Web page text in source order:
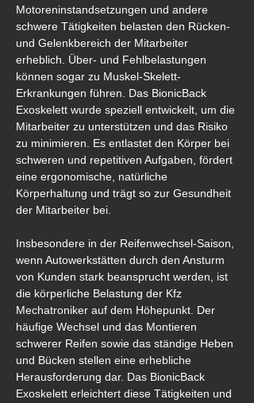
Motoreninstandsetzungen und andere
schwere Tätigkeiten belasten den Rücken-
und Gelenkbereich der Mitarbeiter
erheblich. Über- und Fehlbelastungen
können sogar zu Muskel-Skelett-
Erkrankungen führen. Das BionicBack
Exoskelett wurde speziell entwickelt, um die
Mitarbeiter zu unterstützen und das Risiko
zu minimieren. Es entlastet den Körper bei
schweren und repetitiven Aufgaben, fördert
eine ergonomische, natürliche
Körperhaltung und trägt so zur Gesundheit
der Mitarbeiter bei.
Insbesondere in der Reifenwechsel-Saison,
wenn Autowerkstätten durch den Ansturm
von Kunden stark beansprucht werden, ist
die körperliche Belastung der Kfz
Mechatroniker auf dem Höhepunkt. Der
häufige Wechsel und das Montieren
schwerer Reifen sowie das ständige Heben
und Bücken stellen eine erhebliche
Herausforderung dar. Das BionicBack
Exoskelett erleichtert diese Tätigkeiten und